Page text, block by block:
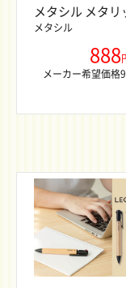
メタシル メタリ
メタシル
888
メーカー希望価格